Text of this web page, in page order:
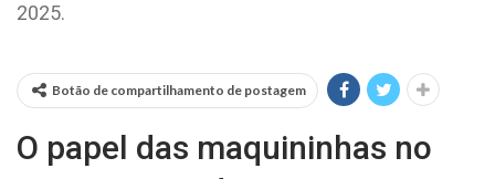
2025.
Botão de compartilhamento de postagem
O papel das maquininhas no